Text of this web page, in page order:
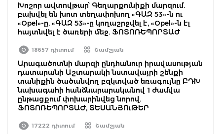
Խոշոր ավտովթար՝ Գեղարքունիքի մարզում.
բախվել են խոտ տեղափոխող «ԳԱԶ 53»-ն ու
«Opel»-ը. «ԳԱԶ 53»-ը կողաշրջվել է, «Opel»-ն էլ
հայտնվել է ծառերի մեջ. ՖՈՏՈՌԵՊՈՐՏԱԺ
18657 դիտում Շամշյան
Արագածոտնի մարզի ընդհանուր իրավասության
դատարանի Աշտարակի նստավայրի շենքի
տանիքին ծածանվող բզկտված եռագույնը ԲԴԽ
նախագահի հանձնարարականով 1 ժամվա
ընթացքում փոխարինվեց նորով.
ՖՈՏՈՌԵՊՈՐՏԱԺ, ՏԵՍԱՆՅՈւԹԵՐ
17222 դիտում Շամշյան